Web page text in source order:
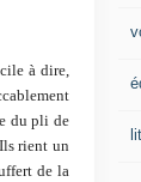
à dire,
du pli de
rient un
de la